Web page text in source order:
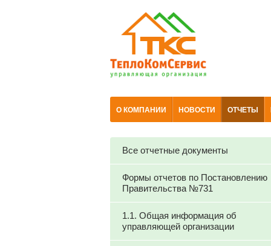
О КОМПАНИИ НОВОСТИ ОТЧЕТЫ
Все отчетные документы
Формы отчетов по Постановлению
Правительства №731
1.1. Общая информация об
управляющей организации